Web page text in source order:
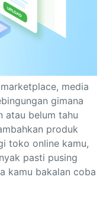
media
gimana
atau belum tahu
produk
toko online kamu,
pasti pusing
kamu bakalan coba